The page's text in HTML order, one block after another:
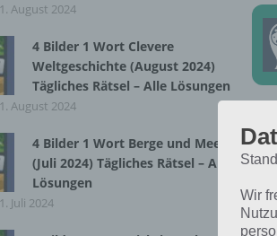
August 2024
4 Bilder 1 Wort Clevere
Weltgeschichte (August 2024)
Tägliches Rätsel – Alle Lösungen
August 2024
4 Bilder 1 Wort Berge und Meer
(Juli 2024) Tägliches Rätsel – Alle
Lösungen
Juli 2024
Wir